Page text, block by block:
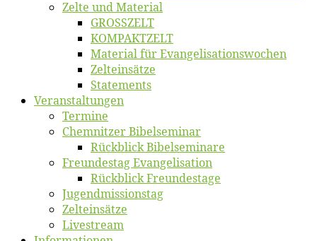
Zel­te und Material
GROSSZELT
KOMPAKTZELT
Ma­te­ri­al für Evangelisationswochen
Zelt­ein­sät­ze
State­ments
Ver­an­stal­tun­gen
Ter­mi­ne
Chemnit­zer Bibelseminar
Rück­blick Bibelseminare
Freun­des­tag Evangelisation
Rück­blick Freundestage
Jugend­mis­sions­tag
Zelt­ein­sät­ze
Live­stream